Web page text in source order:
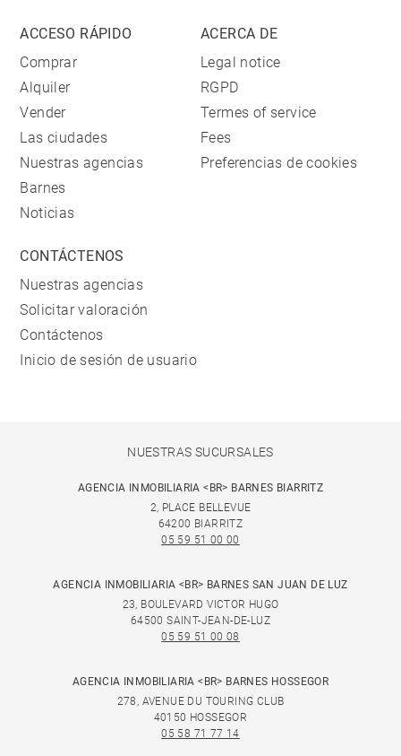
ACCESO RÁPIDO
Comprar
Alquiler
Vender
Las ciudades
Nuestras agencias
Barnes
Noticias
ACERCA DE
Legal notice
RGPD
Termes of service
Fees
Preferencias de cookies
CONTÁCTENOS
Nuestras agencias
Solicitar valoración
Contáctenos
Inicio de sesión de usuario
NUESTRAS SUCURSALES
AGENCIA INMOBILIARIA <BR> BARNES BIARRITZ
2, PLACE BELLEVUE
64200 BIARRITZ
05 59 51 00 00
AGENCIA INMOBILIARIA <BR> BARNES SAN JUAN DE LUZ
23, BOULEVARD VICTOR HUGO
64500 SAINT-JEAN-DE-LUZ
05 59 51 00 08
AGENCIA INMOBILIARIA <BR> BARNES HOSSEGOR
278, AVENUE DU TOURING CLUB
40150 HOSSEGOR
05 58 71 77 14